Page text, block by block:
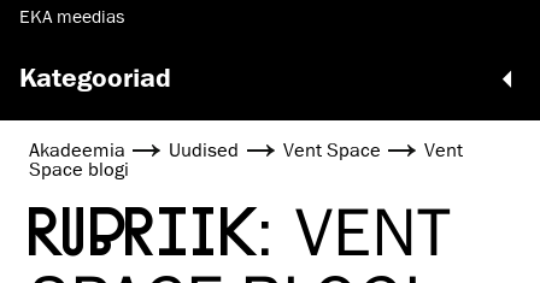
EKA meedias
Kategooriad
Akadeemia Uudised Vent Space
Vent
Space blogi
RUBRIIK: VENT